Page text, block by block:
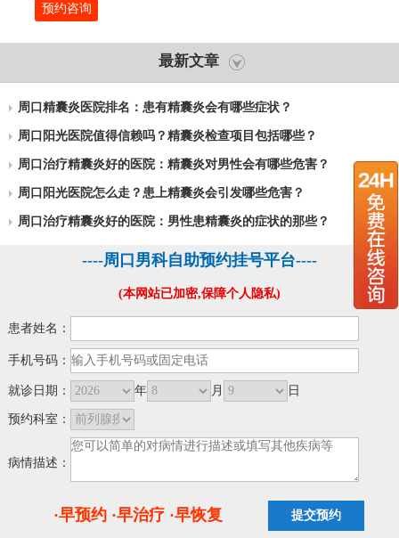
预约咨询
最新文章
周口精囊炎医院排名：患有精囊炎会有哪些症状？
周口阳光医院值得信赖吗？精囊炎检查项目包括哪些？
周口治疗精囊炎好的医院：精囊炎对男性会有哪些危害？
周口阳光医院怎么走？患上精囊炎会引发哪些危害？
周口治疗精囊炎好的医院：男性患精囊炎的症状的那些？
----周口男科自助预约挂号平台----
(本网站已加密,保障个人隐私)
患者姓名：
手机号码：
就诊日期： 年 月 日
预约科室：
病情描述：
·早预约 ·早治疗 ·早恢复